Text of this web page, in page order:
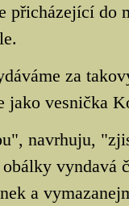
přicházející do
za
jako vesnička
navrhuju,
vyndavá
a